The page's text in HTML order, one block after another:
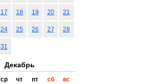
17 18 19 20 21
24 25 26 27 28
31
Декабрь
ср чт пт сб
вс